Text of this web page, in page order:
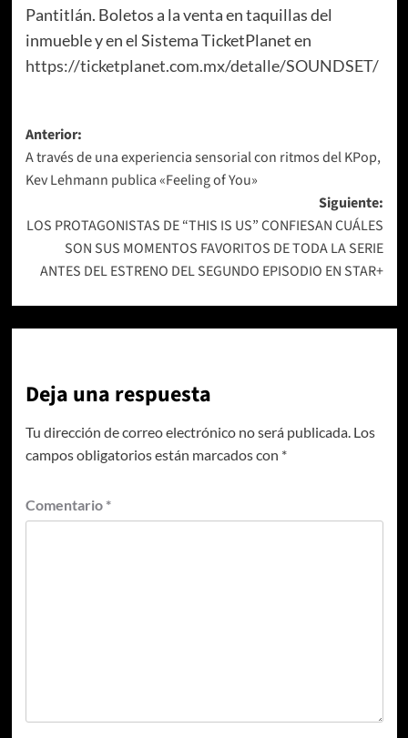
Pantitlán. Boletos a la venta en taquillas del
inmueble y en el Sistema TicketPlanet en
https://ticketplanet.com.mx/detalle/SOUNDSET/
Navegación
de
entradas
Anterior:
A través de una experiencia sensorial con ritmos del KPop,
Kev Lehmann publica «Feeling of You»
Siguiente:
LOS PROTAGONISTAS DE “THIS IS US” CONFIESAN CUÁLES
SON SUS MOMENTOS FAVORITOS DE TODA LA SERIE
ANTES DEL ESTRENO DEL SEGUNDO EPISODIO EN STAR+
Deja una respuesta
Tu dirección de correo electrónico no será publicada. Los
campos obligatorios están marcados con *
Comentario *